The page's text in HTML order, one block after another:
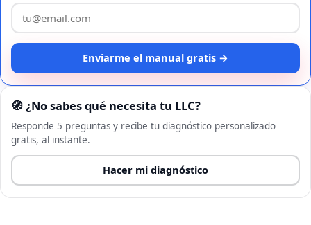
Enviarme el manual gratis →
🧭 ¿No sabes qué necesita tu LLC?
Responde 5 preguntas y recibe tu diagnóstico personalizado
gratis, al instante.
Hacer mi diagnóstico